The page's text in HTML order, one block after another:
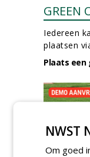
GREEN
Iedereen
plaatsen
Plaats
NWST
Om goed